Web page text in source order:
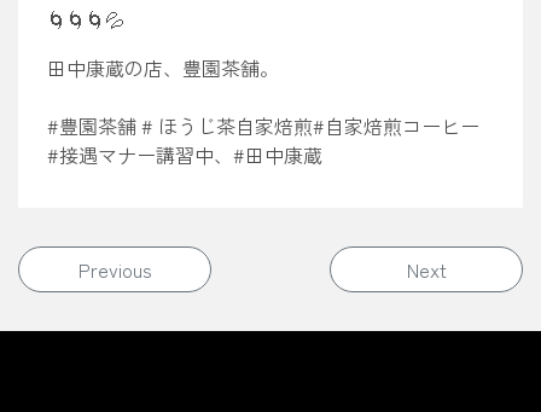
🌀🌀🌀💦
田中康蔵の店、豊園茶舗。
#豊園茶舗 # ほうじ茶自家焙煎#自家焙煎コーヒー
#接遇マナー講習中、#田中康蔵
投稿ナビゲーション
Previous Next